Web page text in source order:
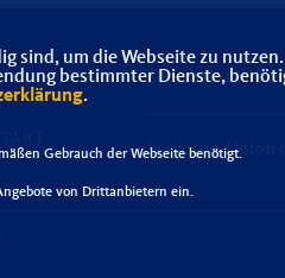
Senioren-Union
Senioren-Union
sind, um die Webseite zu
bestimmter Dienste,
.
Gebrauch der Webseite benötigt.
von Drittanbietern ein.